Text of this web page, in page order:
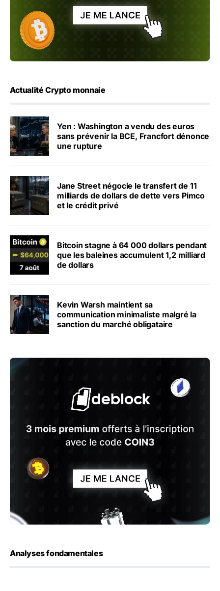
Actualité Crypto monnaie
Yen : Washington a vendu des euros
sans prévenir la BCE, Francfort dénonce
une rupture
Jane Street négocie le transfert de 11
milliards de dollars de dette vers Pimco
et le crédit privé
Bitcoin stagne à 64 000 dollars pendant
que les baleines accumulent 1,2 milliard
de dollars
Kevin Warsh maintient sa
communication minimaliste malgré la
sanction du marché obligataire
Analyses fondamentales